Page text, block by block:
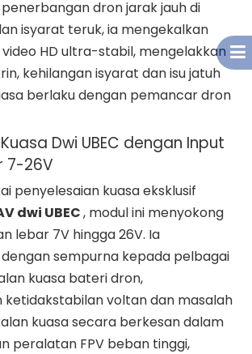
dron jarak jauh di
isyarat teruk, ia mengekalkan
HD ultra-stabil, mengelakkan
kehilangan isyarat dan isu jatuh
berlaku dengan pemancar dron
Dwi UBEC dengan Input
7-26V
penyelesaian kuasa eksklusif
dwi UBEC, modul ini menyokong
lebar 7V hingga 26V. Ia
sempurna kepada pelbagai
kuasa bateri dron,
ketidakstabilan voltan dan masalah
kuasa secara berkesan dalam
peralatan FPV beban tinggi,